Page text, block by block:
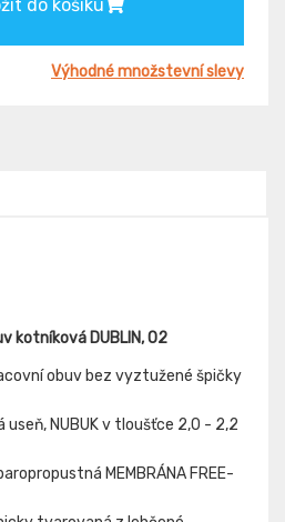
do košíku
Výhodné množstevní slevy
kotníková DUBLIN, O2
obuv bez vyztužené špičky
useň, NUBUK v tloušťce 2,0 - 2,2
MEMBRÁNA FREE-